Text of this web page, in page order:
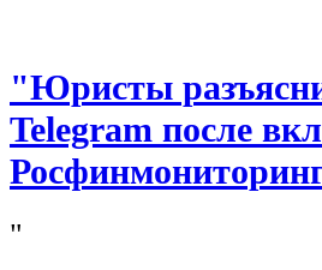
"Юристы
Telegram после
"